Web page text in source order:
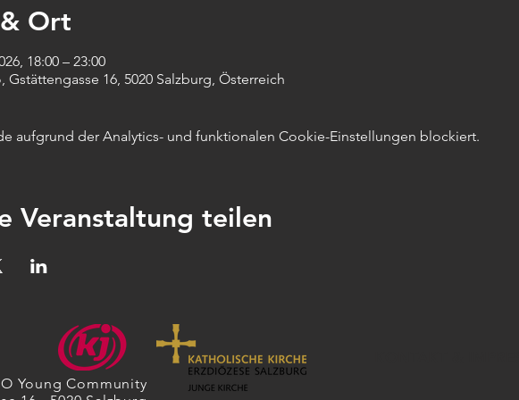
Ort
18:00 – 23:00
Gstättengasse 16, 5020 Salzburg, Österreich
aufgrund der Analytics- und funktionalen Cookie-Einstellungen blockiert.
Veranstaltung teilen
Young Community